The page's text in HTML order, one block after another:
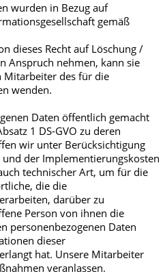
wurden in Bezug auf
gemäß
dieses Recht auf Löschung /
Anspruch nehmen, kann sie
Mitarbeiter des für die
wenden.
Daten öffentlich gemacht
1 DS-GVO zu deren
wir unter Berücksichtigung
der Implementierungskosten
technischer Art, um für die
die die
darüber zu
Person von ihnen die
personenbezogenen Daten
dieser
hat. Unsere Mitarbeiter
veranlassen.